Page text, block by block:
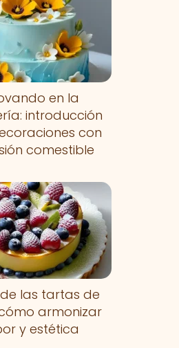
en la
introducción
con
comestible
las tartas de
armonizar
y estética